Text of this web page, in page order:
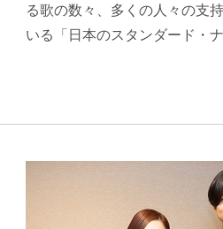
る歌の数々、多くの人々の支
いる「日本のスタンダード・